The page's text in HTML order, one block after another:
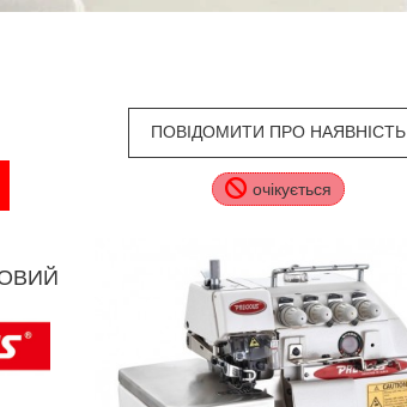
ПОВІДОМИТИ ПРО НАЯВНІСТЬ
очікується